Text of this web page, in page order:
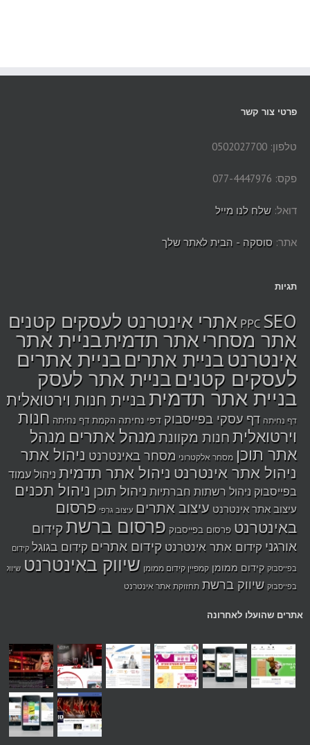
פרטי צור קשר
טלפון: 0502027700
פקס: 077-4447976
דואל: שלח לנו מייל
אתר: סוסקה - הבית לאתר שלך
תגיות
PPC SEO אתרי אינטרנט לעסקים קטנים
אתר מסחריאתר תדמיתבניית אתר
אינטרנטבניית אתריםבניית אתרים
לעסקים קטניםבניית אתר לעסק
בניית אתר תדמית בניית חנות וירטואלית
דף נחיתה דף עסקי בפייסבוק דפי נחיתה הקמת דף נחיתה חנות
וירטואלית חנות מקוונת מנהל אתרים מנהל
אתר תוכן מסחר אלקטרוני מסחר באינטרנט ניהול אתר
ניהול אתר אינטרנט ניהול אתר תדמית ניהול עמוד
בפייסבוק ניהול רשתות חברתיות ניהול תוכן ניהול תכנים
עיצוב אתר אינטרנט עיצוב אתרים עיצוב גרפי פרסום
באינטרנט פרסום בפייסבוק פרסום ברשת קידום
אורגני קידום אתר אינטרנט קידום אתרים קידום בגוגל קידום
בפייסבוק קידום ממומן קמפיין קידום ממומן שיווק באינטרנט שיווק
בפייסבוק שיווק ברשת תחזוקת אתר אינטרנט
אתרים שהועלו לאחרונה